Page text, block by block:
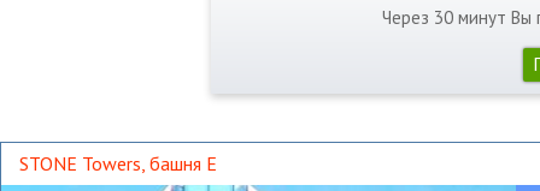
Через 30 минут Вы
STONE Towers, башня Е